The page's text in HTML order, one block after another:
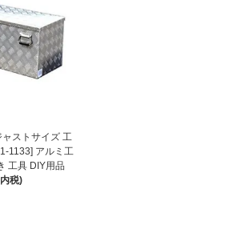
ストサイズ 工
1133] アルミ工
工具 DIY用品
税)